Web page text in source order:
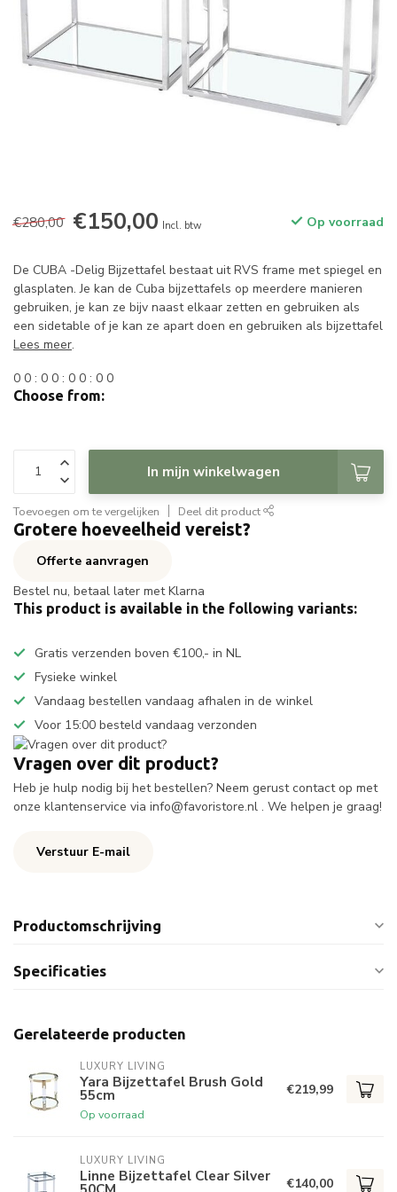
€280,00 €150,00 Incl. btw Op voorraad
De CUBA -Delig Bijzettafel bestaat uit RVS frame met spiegel en
glasplaten. Je kan de Cuba bijzettafels op meerdere manieren
gebruiken, je kan ze bijv naast elkaar zetten en gebruiken als
een sidetable of je kan ze apart doen en gebruiken als bijzettafel
Lees meer.
0 0 : 0 0 : 0 0 : 0 0
Choose from:
In mijn winkelwagen
Toevoegen om te vergelijken Deel dit product
Grotere hoeveelheid vereist?
Offerte aanvragen
Bestel nu, betaal later met Klarna
This product is available in the following variants:
Gratis verzenden boven €100,- in NL
Fysieke winkel
Vandaag bestellen vandaag afhalen in de winkel
Voor 15:00 besteld vandaag verzonden
Vragen over dit product?
Heb je hulp nodig bij het bestellen? Neem gerust contact op met
onze klantenservice via info@favoristore.nl . We helpen je graag!
Verstuur E-mail
Productomschrijving
Specificaties
Gerelateerde producten
LUXURY LIVING
Yara Bijzettafel Brush Gold
55cm
Op voorraad
€219,99
LUXURY LIVING
Linne Bijzettafel Clear Silver €140,00